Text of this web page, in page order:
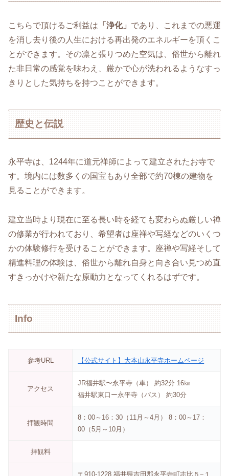
こちらで頂けるご利益は 「浄化」 であり、これまでの悪運
を消し去り後の人生における再出発のエネルギーを頂くこ
とができます。その凛と張りつめた空気は、俗世から離れ
た非日常の感覚を味わえ、厳かで心が洗われるようなすっ
きりとした気持ちを持つことができます。
歴史と伝説
永平寺は、1244年に道元禅師によって建立されたお寺で
す。境内には数多くの国宝もあり全部で約70棟の建物を
見ることができます。
建立当時より現在に至る長い時を経ても変わらぬ厳しい禅
の修業が行われており、希望者は座禅や写経などのいくつ
かの体験修行を受けることができます。座禅や写経そして
精進料理の体験は、俗世から離れ自身と向き合い見つめ直
すきっかけや新たな原動力となってくれるはずです。
Info
参考URL 【公式サイト】大本山永平寺ホームページ
アクセス
JR福井駅〜永平寺（車） 約32分 16㎞
福井駅東口ー永平寺（バス） 約30分
拝観時間
8：00～16：30（11月～4月） 8：00～17：
00（5月～10月）
拝観料
〒910-1228 福井県吉田郡永平寺町志比５−１